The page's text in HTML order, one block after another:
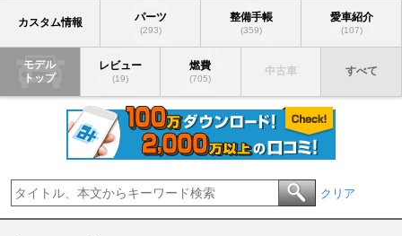
カスタム情報 パーツ
(293)
整備手帳
(359)
愛車紹介
(107)
モデル
トップ
レビュー
(19)
燃費
(705)
中古車 すべて
クリア